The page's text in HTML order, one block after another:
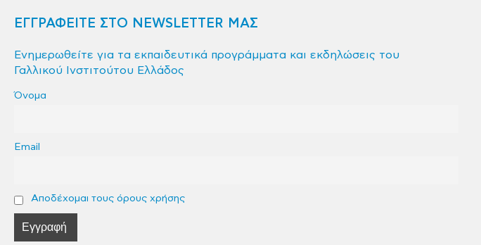
ΕΓΓΡΑΦΕΙΤΕ ΣΤΟ NEWSLETTER ΜΑΣ
Ενημερωθείτε για τα εκπαιδευτικά προγράμματα και εκδηλώσεις του
Γαλλικού Ινστιτούτου Ελλάδος
Όνομα
Email
Αποδέχομαι τους όρους χρήσης